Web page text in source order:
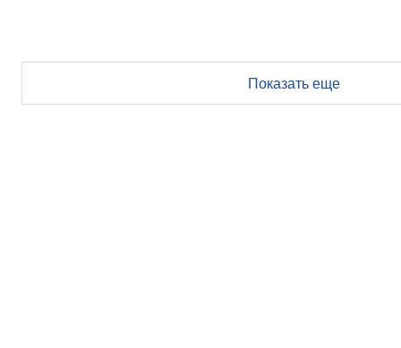
Показать еще